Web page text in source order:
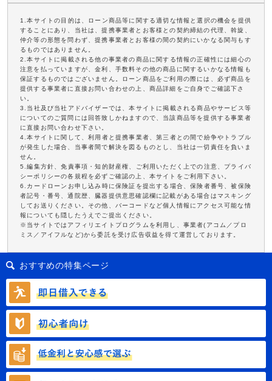
1.本サイトの目的は、ローン商品等に関する適切な情報と選択の機会を提供
することにあり、当社は、提携事業者とお客様との契約締結の代理、斡旋、
仲介等の形態を問わず、提携事業者とお客様の間の契約にいかなる関与もす
るものではありません。
2.本サイトに掲載される他の事業者の商品に関する情報の正確性には細心の
注意を払っていますが、金利、手数料その他の商品に関するいかなる情報も
保証するものではございません。ローン商品をご利用の際には、必ず商品を
提供する事業者に直接お問い合わせの上、商品詳細をご自身でご確認下さ
い。
3.当社及び当社アドバイザーでは、本サイトに掲載される商品やサービス等
についてのご質問には回答致しかねますので、当該商品等を提供する事業者
に直接お問い合わせ下さい。
4.本サイトに関して、利用者と提携事業者、第三者との間で紛争やトラブル
が発生した場合、当事者間で解決を図るものとし、当社は一切責任を負いま
せん。
5.編集方針、免責事項・知的財産権、ご利用いただく上での注意、プライバ
シーポリシーの各規程を必ずご確認の上、本サイトをご利用下さい。
6.カードローンお申し込み時に保険証を提出する場合、保険者番号、被保険
者記号・番号、通院歴、臓器提供意思確認欄に記載がある場合はマスキング
してお送りください。その他、バーコードなど個人情報にアクセス可能な情
報についても隠したうえでご提出ください。
※当サイトではアフィリエイトプログラムを利用し、事業者(アコム／プロ
ミス／アイフルなど)から委託を受け広告収益を得て運営しております。
おすすめの特集ページ